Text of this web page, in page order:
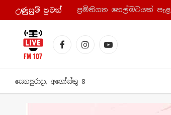
උණුසුම් පුව​ත් ප්‍රමිතිගත හෙල්මටයක්
FacebookInstagramYouTube
සෙනසුරාදා, අගෝස්තු 8